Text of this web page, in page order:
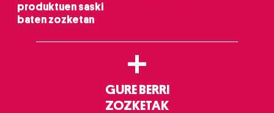
produktuen saski
baten zozketan
+
GURE BERRI
ZOZKETAK